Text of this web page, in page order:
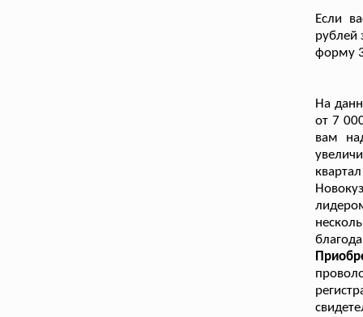
Если
рублей
форму
На
от 7
вам